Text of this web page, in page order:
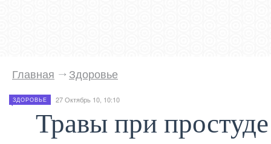
Главная Здоровье
ЗДОРОВЬЕ 27 Октябрь 10, 10:10
Травы при